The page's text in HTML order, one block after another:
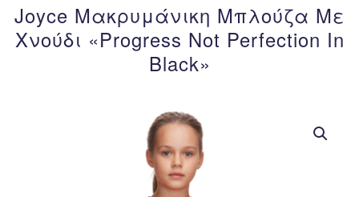
Joyce Μακρυμάνικη Μπλούζα Με
Χνούδι «Progress Not Perfection In
Black»